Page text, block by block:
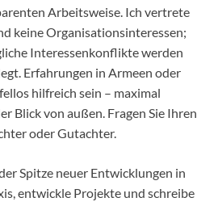
Arbeitsweise. Ich vertrete
keine Organisationsinteressen;
Interessenkonflikte werden
Erfahrungen in Armeen oder
hilfreich sein – maximal
Blick von außen. Fragen Sie Ihren
oder Gutachter.
Spitze neuer Entwicklungen in
entwickle Projekte und schreibe